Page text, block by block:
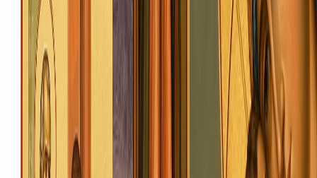
kaplychka@ukr.net
Богослужіння
Розклад
Онлайн-трансляція
Тексти богослужінь
Бібліотека